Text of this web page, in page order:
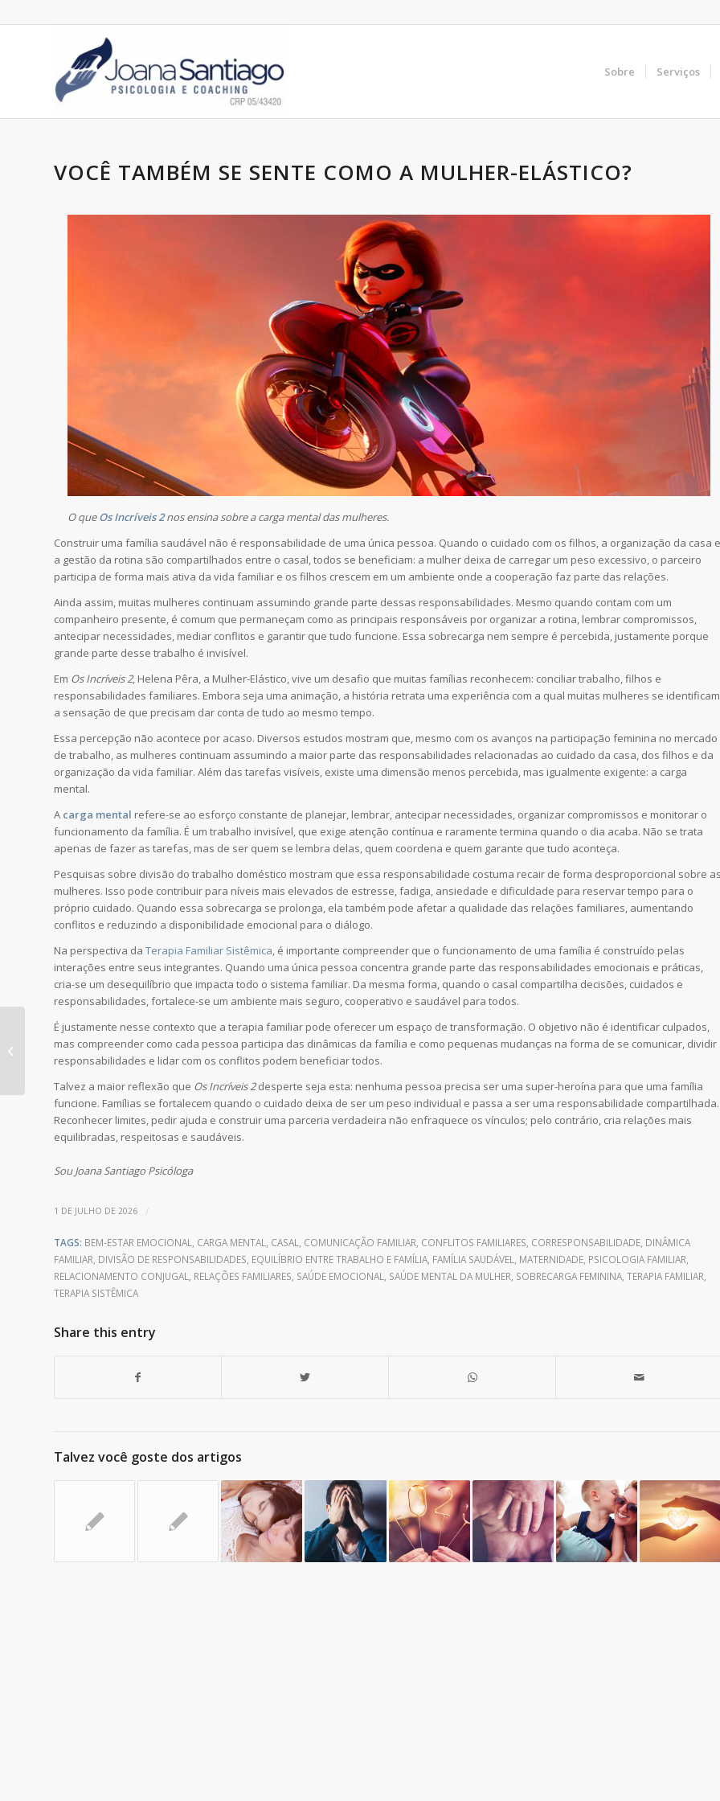
Sobre Serviços
VOCÊ TAMBÉM SE SENTE COMO A MULHER-ELÁSTICO?
O queOs Incríveis 2nos ensina sobre a carga mental das mulheres.
Construir uma família saudável não é responsabilidade de uma única pessoa. Quando o cuidado com os filhos, a organização da casa e
a gestão da rotina são compartilhados entre o casal, todos se beneficiam: a mulher deixa de carregar um peso excessivo, o parceiro
participa de forma mais ativa da vida familiar e os filhos crescem em um ambiente onde a cooperação faz parte das relações.
Ainda assim, muitas mulheres continuam assumindo grande parte dessas responsabilidades. Mesmo quando contam com um
companheiro presente, é comum que permaneçam como as principais responsáveis por organizar a rotina, lembrar compromissos,
antecipar necessidades, mediar conflitos e garantir que tudo funcione. Essa sobrecarga nem sempre é percebida, justamente porque
grande parte desse trabalho é invisível.
Em Os Incríveis 2, Helena Pêra, a Mulher-Elástico, vive um desafio que muitas famílias reconhecem: conciliar trabalho, filhos e
responsabilidades familiares. Embora seja uma animação, a história retrata uma experiência com a qual muitas mulheres se
a sensação de que precisam dar conta de tudo ao mesmo tempo.
Essa percepção não acontece por acaso. Diversos estudos mostram que, mesmo com os avanços na participação feminina no mercado
de trabalho, as mulheres continuam assumindo a maior parte das responsabilidades relacionadas ao cuidado da casa, dos filhos e da
organização da vida familiar. Além das tarefas visíveis, existe uma dimensão menos percebida, mas igualmente exigente: a carga
mental.
A carga mental refere-se ao esforço constante de planejar, lembrar, antecipar necessidades, organizar compromissos e monitorar o
funcionamento da família. É um trabalho invisível, que exige atenção contínua e raramente termina quando o dia acaba. Não se trata
apenas de fazer as tarefas, mas de ser quem se lembra delas, quem coordena e quem garante que tudo aconteça.
Pesquisas sobre divisão do trabalho doméstico mostram que essa responsabilidade costuma recair de forma desproporcional sobre
mulheres. Isso pode contribuir para níveis mais elevados de estresse, fadiga, ansiedade e dificuldade para reservar tempo para o
próprio cuidado. Quando essa sobrecarga se prolonga, ela também pode afetar a qualidade das relações familiares, aumentando
conflitos e reduzindo a disponibilidade emocional para o diálogo.
Na perspectiva da Terapia Familiar Sistêmica, é importante compreender que o funcionamento de uma família é construído pelas
interações entre seus integrantes. Quando uma única pessoa concentra grande parte das responsabilidades emocionais e práticas,
cria-se um desequilíbrio que impacta todo o sistema familiar. Da mesma forma, quando o casal compartilha decisões, cuidados e
responsabilidades, fortalece-se um ambiente mais seguro, cooperativo e saudável para todos.
É justamente nesse contexto que a terapia familiar pode oferecer um espaço de transformação. O objetivo não é identificar culpados,
mas compreender como cada pessoa participa das dinâmicas da família e como pequenas mudanças na forma de se comunicar, dividir
responsabilidades e lidar com os conflitos podem beneficiar todos.
Talvez a maior reflexão que Os Incríveis 2desperte seja esta: nenhuma pessoa precisa ser uma super-heroína para que uma família
funcione. Famílias se fortalecem quando o cuidado deixa de ser um peso individual e passa a ser uma responsabilidade compartilhada.
Reconhecer limites, pedir ajuda e construir uma parceria verdadeira não enfraquece os vínculos; pelo contrário, cria relações mais
equilibradas, respeitosas e saudáveis.
Sou Joana Santiago Psicóloga
1 DE JULHO DE 2026 /
TAGS: BEM-ESTAR EMOCIONAL, CARGA MENTAL, CASAL, COMUNICAÇÃO FAMILIAR, CONFLITOS FAMILIARES, CORRESPONSABILIDADE, DINÂMICA
FAMILIAR, DIVISÃO DE RESPONSABILIDADES, EQUILÍBRIO ENTRE TRABALHO E FAMÍLIA, FAMÍLIA SAUDÁVEL, MATERNIDADE, PSICOLOGIA FAMILIAR,
RELACIONAMENTO CONJUGAL, RELAÇÕES FAMILIARES, SAÚDE EMOCIONAL, SAÚDE MENTAL DA MULHER, SOBRECARGA FEMININA, TERAPIA FAMILIAR,
TERAPIA SISTÊMICA
Share this entry
Talvez você goste dos artigos
O que a fala de Marta
nos ensina sobre
pertencimento e
fami...